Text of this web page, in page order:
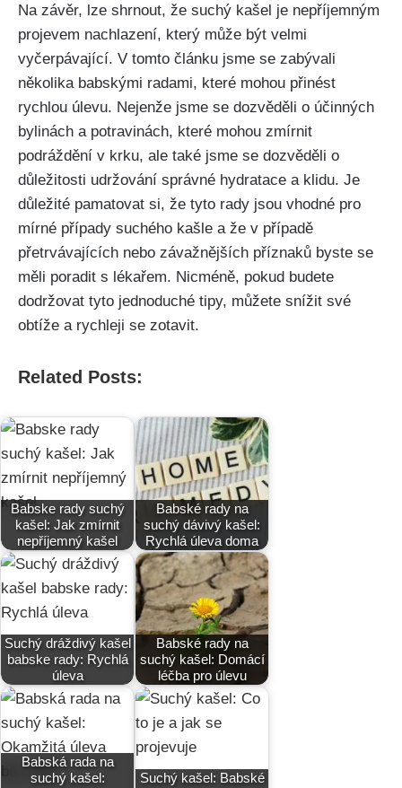
Na závěr, lze shrnout,⁣ že suchý⁢ kašel​ je nepříjemným
projevem nachlazení, který může​ být velmi
vyčerpávající. V tomto článku ⁢jsme se zabývali
několika babskými ⁣radami, které mohou přinést
rychlou úlevu. Nejenže jsme ⁣se dozvěděli o účinných
bylinách a potravinách, které mohou zmírnit
podráždění ⁤v ⁣krku, ale také jsme se dozvěděli o
důležitosti udržování správné⁤ hydratace a klidu. Je
‌důležité pamatovat si, že‍ tyto⁢ rady jsou vhodné pro
mírné případy suchého kašle​ a že v případě
přetrvávajících nebo závažnějších příznaků byste se⁣
měli ​poradit s lékařem. Nicméně,⁣ pokud budete
dodržovat tyto jednoduché tipy, můžete snížit své
obtíže a rychleji se zotavit.
Related Posts:
Babske rady suchý
kašel: Jak zmírnit
nepříjemný kašel
Babské rady na
suchý dávivý kašel:
Rychlá úleva doma
Suchý dráždivý kašel
babske rady: Rychlá
úleva
Babské rady na
suchý kašel: Domácí
léčba pro úlevu
Babská rada na
suchý kašel:
Suchý kašel: Babské